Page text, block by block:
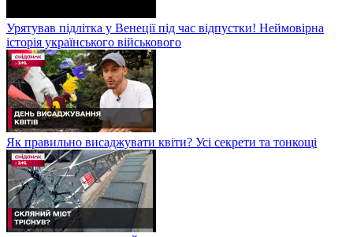
Урятував підлітка у Венеції під час відпустки! Неймовірна
історія українського військового
Як правильно висаджувати квіти? Усі секрети та тонкощі